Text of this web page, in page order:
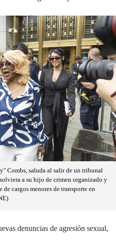
Combs, saluda al salir de un tribunal
a su hijo de crimen organizado y
cargos menores de transporte en
denuncias de agresión sexual,